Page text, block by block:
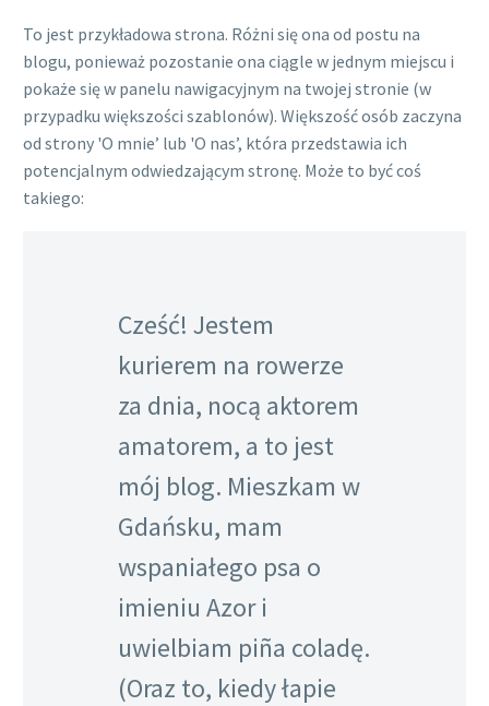
To jest przykładowa strona. Różni się ona od postu na
blogu, ponieważ pozostanie ona ciągle w jednym miejscu i
pokaże się w panelu nawigacyjnym na twojej stronie (w
przypadku większości szablonów). Większość osób zaczyna
od strony 'O mnie’ lub 'O nas’, która przedstawia ich
potencjalnym odwiedzającym stronę. Może to być coś
takiego:
Cześć! Jestem
kurierem na rowerze
za dnia, nocą aktorem
amatorem, a to jest
mój blog. Mieszkam w
Gdańsku, mam
wspaniałego psa o
imieniu Azor i
uwielbiam piña coladę.
(Oraz to, kiedy łapie